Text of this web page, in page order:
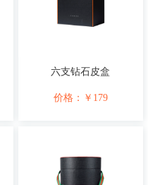
六支钻石皮盒
价格： ￥ 179